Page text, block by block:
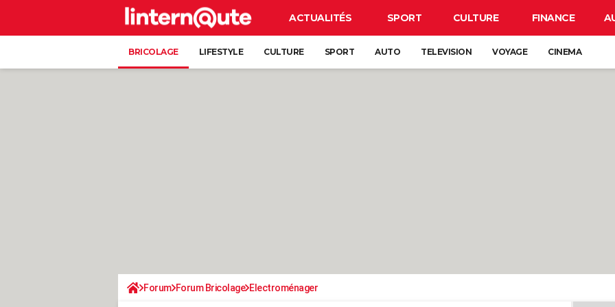
ACTUALITÉS SPORT CULTURE FINANCE
BRICOLAGE LIFESTYLE CULTURE SPORT AUTO TELEVISION VOYAGE CINEMA
Forum Forum Bricolage Electroménager